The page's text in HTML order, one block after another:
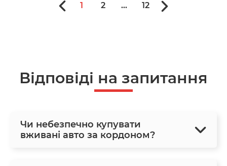
1 2 ... 12
Відповіді на запитання
Чи небезпечно купувати
вживані авто за кордоном?